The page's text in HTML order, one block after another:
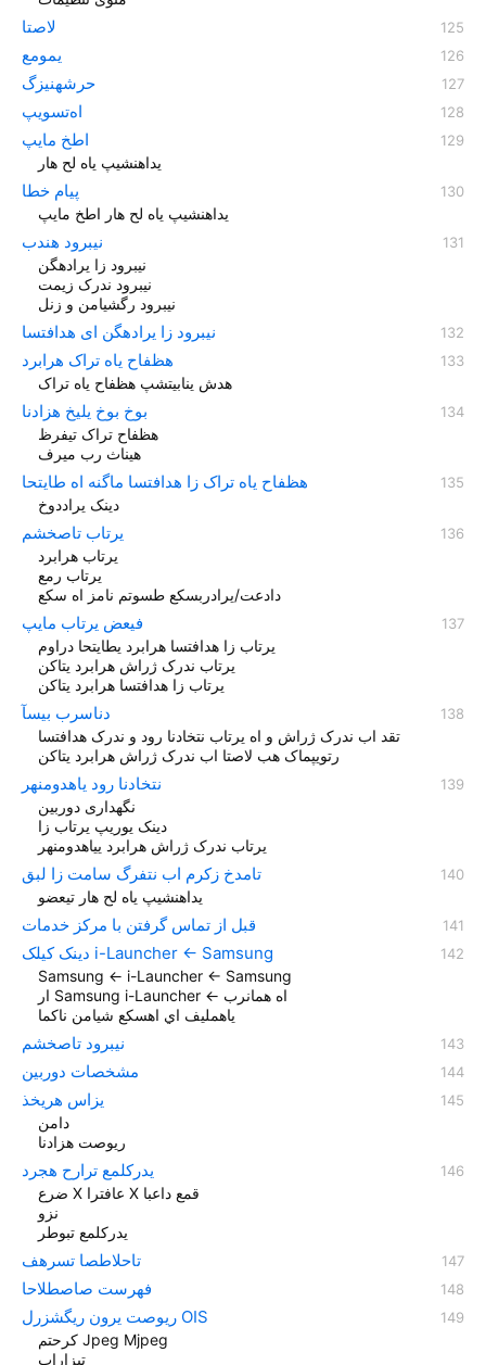
لاصتا
یمومع
حرشهنيزگ
اه‌تسویپ
اطخ مایپ
یداهنشیپ یاه لح هار
پیام خطا
یداهنشیپ یاه لح هار اطخ مایپ
نیبرود هندب
نیبرود زا یرادهگن
نیبرود ندرک زیمت
نیبرود رگشیامن و زنل
نیبرود زا یرادهگن ای هدافتسا
هظفاح یاه تراک هرابرد
هدش ینابیتشپ هظفاح یاه تراک
بوخ بوخ یلیخ هزادنا
هظفاح تراک تیفرظ
هيناث رب ميرف
هظفاح یاه تراک زا هدافتسا ماگنه اه طایتحا
دینک یراددوخ
یرتاب تاصخشم
یرتاب هرابرد
یرتاب رمع
دادعت/یرادربسکع طسوتم نامز اه سکع
فیعض یرتاب مایپ
یرتاب زا هدافتسا هرابرد یطایتحا دراوم
یرتاب ندرک ژراش هرابرد یتاکن
یرتاب زا هدافتسا هرابرد یتاکن
دناسرب بیسآ
تقد اب ندرک ژراش و اه یرتاب نتخادنا رود و ندرک هدافتسا
رتویپماک هب لاصتا اب ندرک ژراش هرابرد یتاکن
نتخادنا رود یاهدومنهر
نگهداری دوربین
دینک یوریپ یرتاب زا
یرتاب ندرک ژراش هرابرد ییاهدومنهر
تامدخ زکرم اب نتفرگ سامت زا لبق
یداهنشیپ یاه لح هار تیعضو
قبل از تماس گرفتن با مرکز خدمات
دینک کیلک i-Launcher ← Samsung
Samsung ← i-Launcher ← Samsung
ار Samsung i-Launcher ← اه همانرب
یاهمليف اي اهسکع شيامن ناکما
نیبرود تاصخشم
مشخصات دوربین
یزاس هريخذ
دامن
ریوصت هزادنا
یدرکلمع ترارح هجرد
ضرع X عافترا X قمع داعبا
نزو
یدرکلمع تبوطر
تاحلاطصا تسرهف
فهرست صاصطلاحا
ریوصت یرون ریگشزرل OIS
کرحتم‏ Jpeg Mjpeg
تیزاراپ